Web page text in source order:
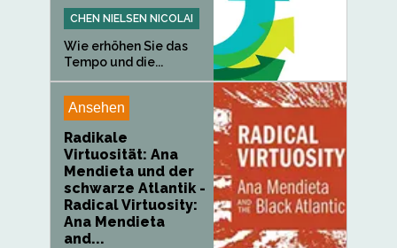
CHEN NIELSEN NICOLAI
Wie erhöhen Sie das
Tempo und die...
Ansehen
Radikale
Virtuosität: Ana
Mendieta und der
schwarze Atlantik -
Radical Virtuosity:
Ana Mendieta
and...